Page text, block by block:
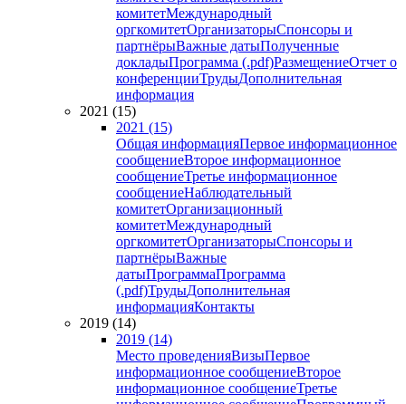
комитетМеждународный
оргкомитетОрганизаторыСпонсоры и
партнёрыВажные датыПолученные
докладыПрограмма (.pdf)РазмещениеОтчет о
конференцииТрудыДополнительная
информация
2021 (15)
2021 (15)
Общая информацияПервое информационное
сообщениеВторое информационное
сообщениеТретье информационное
сообщениеНаблюдательный
комитетОрганизационный
комитетМеждународный
оргкомитетОрганизаторыСпонсоры и
партнёрыВажные
датыПрограммаПрограмма
(.pdf)ТрудыДополнительная
информацияКонтакты
2019 (14)
2019 (14)
Место проведенияВизыПервое
информационное сообщениеВторое
информационное сообщениеТретье